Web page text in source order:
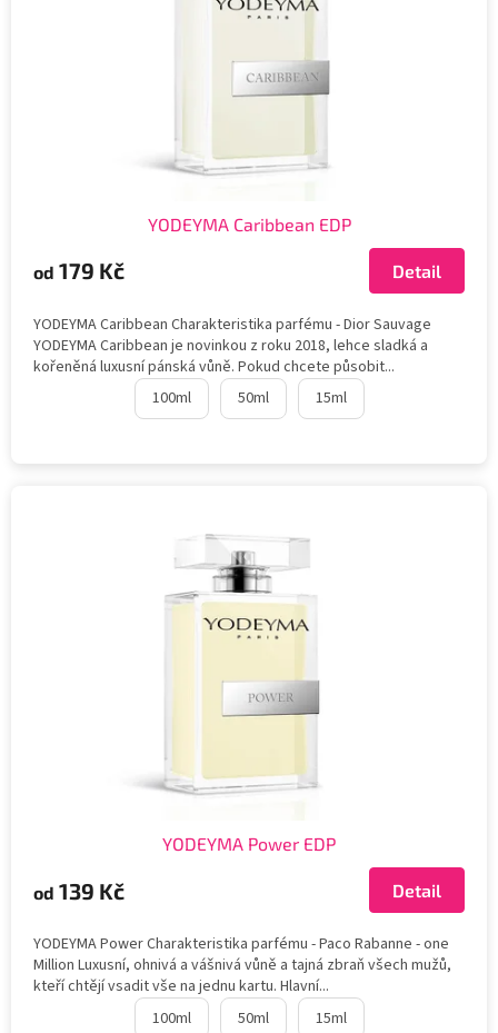
YODEYMA Caribbean EDP
od 179 Kč Detail
YODEYMA Caribbean Charakteristika parfému - Dior Sauvage
YODEYMA Caribbean je novinkou z roku 2018, lehce sladká a
kořeněná luxusní pánská vůně. Pokud chcete působit...
100ml
50ml 15ml
YODEYMA Power EDP
od 139 Kč Detail
YODEYMA Power Charakteristika parfému - Paco Rabanne - one
Million Luxusní, ohnivá a vášnivá vůně a tajná zbraň všech mužů,
kteří chtějí vsadit vše na jednu kartu. Hlavní...
100ml
50ml 15ml